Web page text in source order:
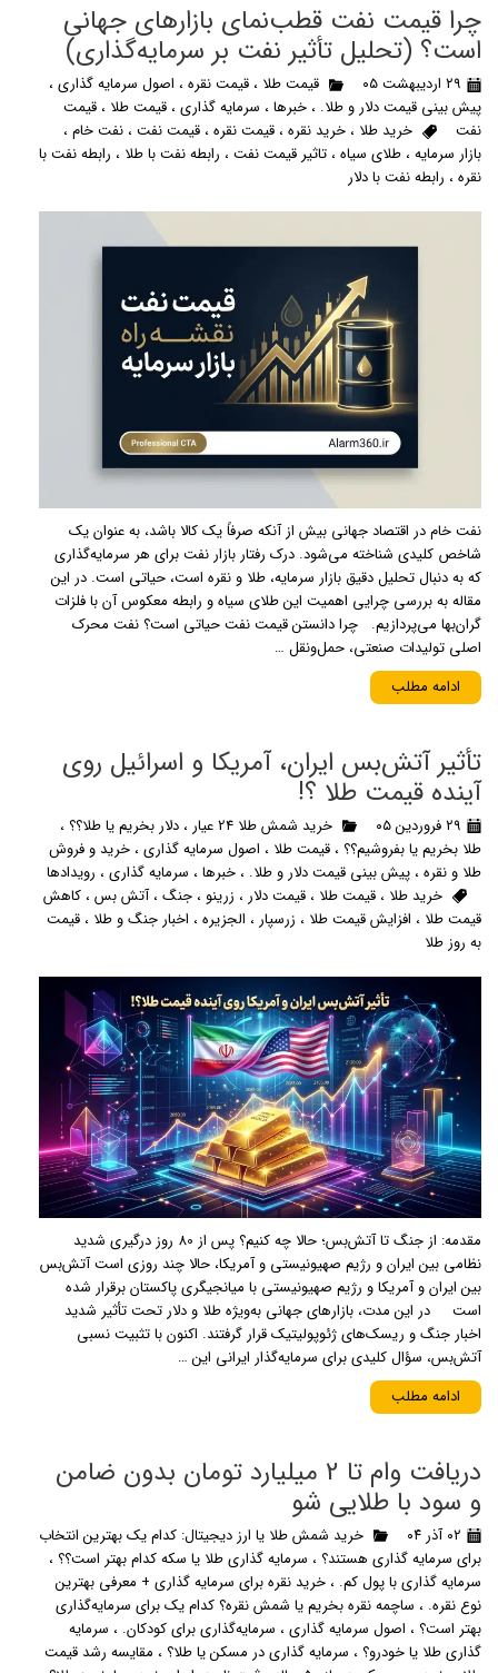
چرا قیمت نفت قطب‌نمای بازارهای جهانی
است؟ (تحلیل تأثیر نفت بر سرمایه‌گذاری)
۲۹ اردیبهشت ۰۵ قیمت طلا ، قیمت نقره، اصول سرمایه گذاری،
پیش بینی قیمت دلار و طلا. ، خبرها، سرمایه گذاری، قیمت طلا ، قیمت
نفت
خرید طلا ، خرید نقره، قیمت نقره، قیمت نفت، نفت خام،
بازار سرمایه، طلای سیاه، تاثیر قیمت نفت، رابطه نفت با طلا ، رابطه نفت با
نقره، رابطه نفت با دلار
نفت خام در اقتصاد جهانی بیش از آنکه صرفاً یک کالا باشد، به عنوان یک
شاخص کلیدی شناخته می‌شود. درک رفتار بازار نفت برای هر سرمایه‌گذاری
که به دنبال تحلیل دقیق بازار سرمایه، طلا و نقره است، حیاتی است. در این
مقاله به بررسی چرایی اهمیت این طلای سیاه و رابطه معکوس آن با فلزات
گران‌بها می‌پردازیم. چرا دانستن قیمت نفت حیاتی است؟ نفت محرک
اصلی تولیدات صنعتی، حمل‌ونقل …
ادامه مطلب
تأثیر آتش‌بس ایران، آمریکا و اسرائیل روی
آینده قیمت طلا ؟!
۲۹ فروردین ۰۵ خرید شمش طلا 24 عیار ، دلار بخریم یا طلا؟؟،
طلا بخریم یا بفروشیم؟؟، قیمت طلا ، اصول سرمایه گذاری، خرید و فروش
طلا و نقره، پیش بینی قیمت دلار و طلا. ، خبرها، سرمایه گذاری، رویدادها
خرید طلا ، قیمت طلا ، قیمت دلار ، زرینو ، جنگ،آتش بس، کاهش
قیمت طلا ، افزایش قیمت طلا ، زرسپار ، الجزیره، اخبار جنگ و طلا ، قیمت
به روز طلا
مقدمه: از جنگ تا آتش‌بس؛ حالا چه کنیم؟ پس از 80 روز درگیری شدید
نظامی بین ایران و رژیم صهیونیستی و آمریکا، حالا چند روزی است آتش‌بس
بین ایران و آمریکا و رژیم صهیونیستی با میانجیگری پاکستان برقرار شده
است در این مدت، بازارهای جهانی به‌ویژه طلا و دلار تحت تأثیر شدید
اخبار جنگ و ریسک‌های ژئوپولیتیک قرار گرفتند. اکنون با تثبیت نسبی
آتش‌بس، سؤال کلیدی برای سرمایه‌گذار ایرانی این …
ادامه مطلب
دریافت وام تا 2 میلیارد تومان بدون ضامن
و سود با طلایی شو
۰۲ آذر ۰۴
خرید شمش طلا یا ارز دیجیتال: کدام یک بهترین انتخاب
برای سرمایه گذاری هستند؟، سرمایه گذاری طلا یا سکه کدام بهتر است؟؟،
سرمایه گذاری با پول کم. ، خرید نقره برای سرمایه گذاری + معرفی بهترین
نوع نقره. ، ساچمه نقره بخریم یا شمش نقره؟ کدام یک برای سرمایه‌گذاری
بهتر است؟، اصول سرمایه گذاری، سرمایه‌گذاری برای کودکان. ، سرمایه
گذاری طلا یا خودرو؟، سرمایه گذاری در مسکن یا طلا؟، مقایسه رشد قیمت